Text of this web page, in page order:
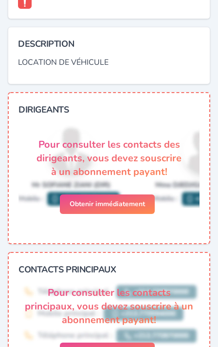
DESCRIPTION
LOCATION DE VÉHICULE
DIRIGEANTS
Pour consulter les contacts des
dirigeants, vous devez souscrire
à un abonnement payant!
Obtenir immédiatement
CONTACTS PRINCIPAUX
Pour consulter les contacts
principaux, vous devez souscrire à un
abonnement payant!